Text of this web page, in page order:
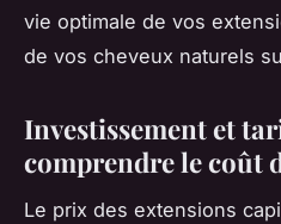
vie optimale de vos
de vos cheveux naturels
Investissement et
comprendre le coût
Le prix des extensions